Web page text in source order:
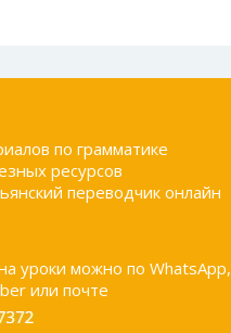
по грамматике
ресурсов
переводчик онлайн
уроки можно по WhatsApp,
или почте